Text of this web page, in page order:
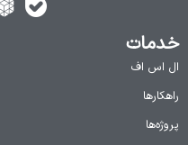
خدمات
ال اس اف
راهکارها
پروژه‌ها